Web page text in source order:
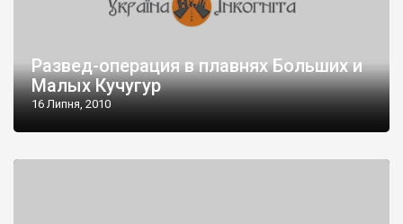
Развед-операция в плавнях Больших и
Малых Кучугур
16 Липня, 2010